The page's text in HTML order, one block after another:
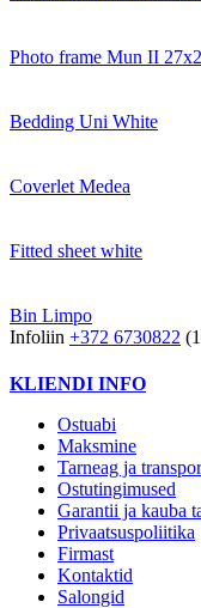
Photo frame Mun II
Bedding Uni White
Coverlet Medea
Fitted sheet white
Bin Limpo
Infoliin +372 6730822
KLIENDI INFO
Ostuabi
Maksmine
Tarneag ja
Ostutingimused
Garantii ja kauba
Privaatsuspoliitika
Firmast
Kontaktid
Salongid